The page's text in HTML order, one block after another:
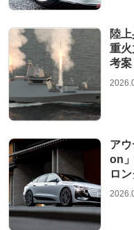
陸
重
考
ア
on
ロ